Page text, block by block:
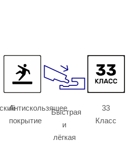
Антискользящее
покрытие
Быстрая
и
лёгкая
33
Класс